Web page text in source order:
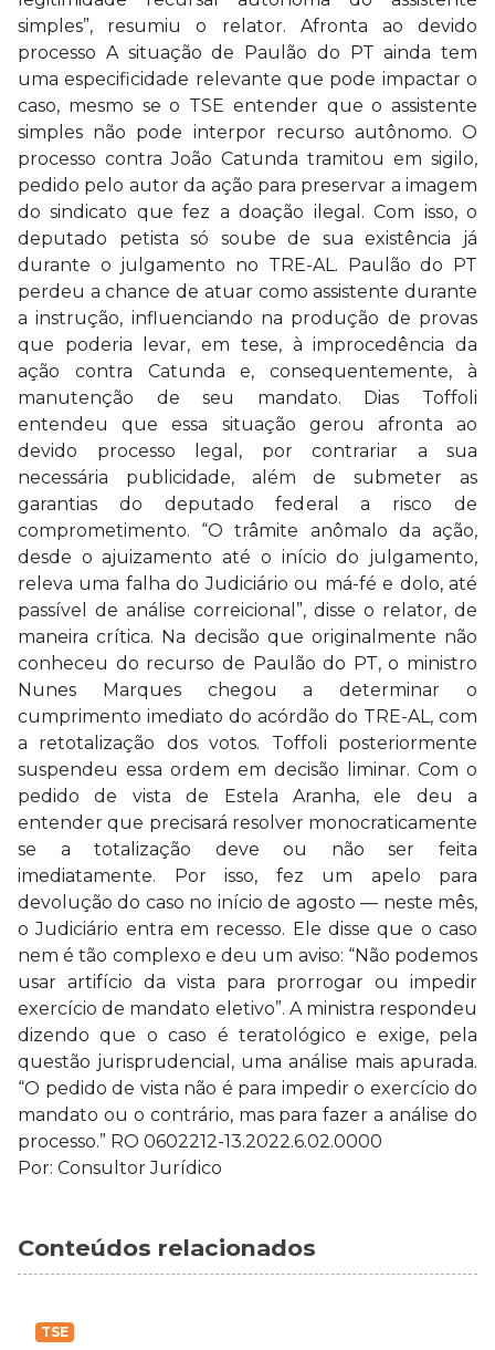
simples”, resumiu o relator. Afronta ao devido
processo A situação de Paulão do PT ainda tem
uma especificidade relevante que pode impactar o
caso, mesmo se o TSE entender que o assistente
simples não pode interpor recurso autônomo. O
processo contra João Catunda tramitou em sigilo,
pedido pelo autor da ação para preservar a imagem
do sindicato que fez a doação ilegal. Com isso, o
deputado petista só soube de sua existência já
durante o julgamento no TRE-AL. Paulão do PT
perdeu a chance de atuar como assistente durante
a instrução, influenciando na produção de provas
que poderia levar, em tese, à improcedência da
ação contra Catunda e, consequentemente, à
manutenção de seu mandato. Dias Toffoli
entendeu que essa situação gerou afronta ao
devido processo legal, por contrariar a sua
necessária publicidade, além de submeter as
garantias do deputado federal a risco de
comprometimento. “O trâmite anômalo da ação,
desde o ajuizamento até o início do julgamento,
releva uma falha do Judiciário ou má-fé e dolo, até
passível de análise correicional”, disse o relator, de
maneira crítica. Na decisão que originalmente não
conheceu do recurso de Paulão do PT, o ministro
Nunes Marques chegou a determinar o
cumprimento imediato do acórdão do TRE-AL, com
a retotalização dos votos. Toffoli posteriormente
suspendeu essa ordem em decisão liminar. Com o
pedido de vista de Estela Aranha, ele deu a
entender que precisará resolver monocraticamente
se a totalização deve ou não ser feita
imediatamente. Por isso, fez um apelo para
devolução do caso no início de agosto — neste mês,
o Judiciário entra em recesso. Ele disse que o caso
nem é tão complexo e deu um aviso: “Não podemos
usar artifício da vista para prorrogar ou impedir
exercício de mandato eletivo”. A ministra respondeu
dizendo que o caso é teratológico e exige, pela
questão jurisprudencial, uma análise mais apurada.
“O pedido de vista não é para impedir o exercício do
mandato ou o contrário, mas para fazer a análise do
processo.” RO 0602212-13.2022.6.02.0000
Por: Consultor Jurídico
Conteúdos relacionados
TSE